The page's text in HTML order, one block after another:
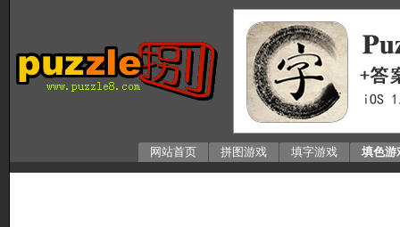
网站首页 拼图游戏 填字游戏 填色游